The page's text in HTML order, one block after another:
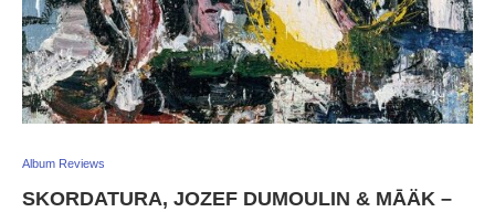
Album Reviews
SKORDATURA, JOZEF DUMOULIN & MĀÄK –